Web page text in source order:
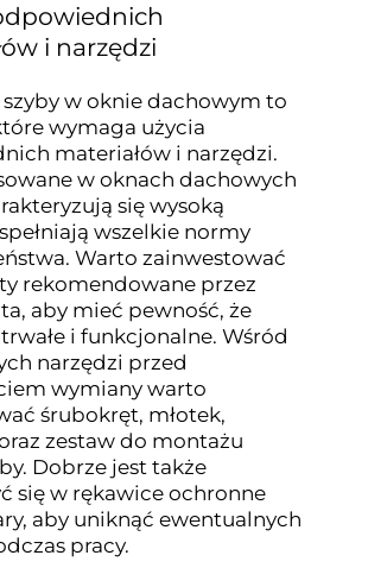
i narzędzi
w oknie dachowym to
wymaga użycia
materiałów i narzędzi.
w oknach dachowych
się wysoką
wszelkie normy
Warto zainwestować
rekomendowane przez
aby mieć pewność, że
i funkcjonalne. Wśród
narzędzi przed
wymiany warto
śrubokręt, młotek,
zestaw do montażu
Dobrze jest także
się w rękawice ochronne
aby uniknąć ewentualnych
pracy.